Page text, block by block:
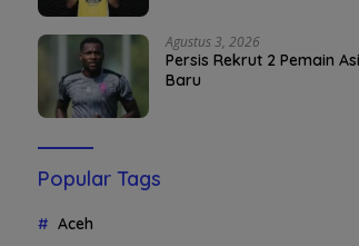
Agustus 3, 2026
Persis Rekrut 2 Pemain
Baru
Popular Tags
Aceh